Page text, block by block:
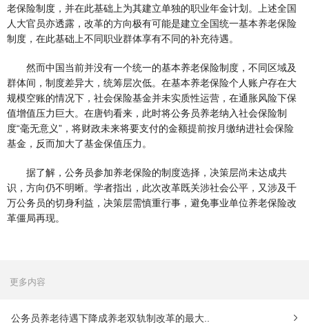
老保险制度，并在此基础上为其建立单独的职业年金计划。上述全国
人大官员亦透露，改革的方向极有可能是建立全国统一基本养老保险
制度，在此基础上不同职业群体享有不同的补充待遇。
然而中国当前并没有一个统一的基本养老保险制度，不同区域及
群体间，制度差异大，统筹层次低。在基本养老保险个人账户存在大
规模空账的情况下，社会保险基金并未实质性运营，在通胀风险下保
值增值压力巨大。在唐钧看来，此时将公务员养老纳入社会保险制
度“毫无意义”，将财政未来将要支付的金额提前按月缴纳进社会保险
基金，反而加大了基金保值压力。
据了解，公务员参加养老保险的制度选择，决策层尚未达成共
识，方向仍不明晰。学者指出，此次改革既关涉社会公平，又涉及千
万公务员的切身利益，决策层需慎重行事，避免事业单位养老保险改
革僵局再现。
更多内容
公务员养老待遇下降成养老双轨制改革的最大..